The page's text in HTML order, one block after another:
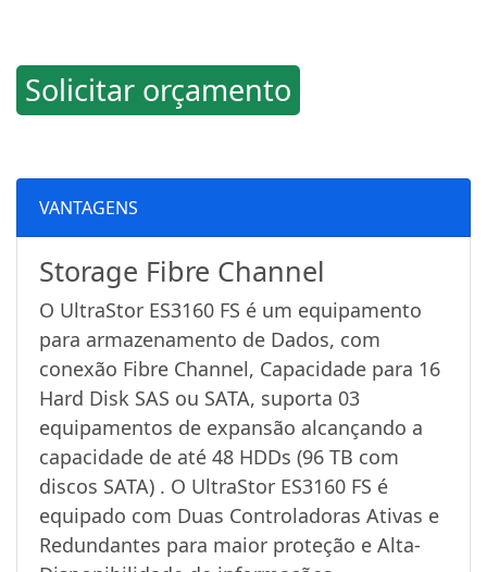
Solicitar orçamento
VANTAGENS
Storage Fibre Channel
O UltraStor ES3160 FS é um equipamento
para armazenamento de Dados, com
conexão Fibre Channel, Capacidade para 16
Hard Disk SAS ou SATA, suporta 03
equipamentos de expansão alcançando a
capacidade de até 48 HDDs (96 TB com
discos SATA) . O UltraStor ES3160 FS é
equipado com Duas Controladoras Ativas e
Redundantes para maior proteção e Alta-